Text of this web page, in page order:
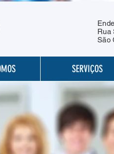
Rua
São
SERVIÇOS